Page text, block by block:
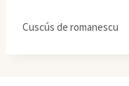
Cuscús de romanescu